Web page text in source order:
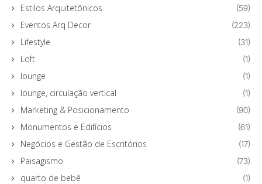
Estilos Arquitetônicos (59)
Eventos Arq Decor (223)
Lifestyle (31)
Loft (1)
lounge (1)
lounge, circulação vertical (1)
Marketing & Posicionamento (90)
Monumentos e Edifícios (61)
Negócios e Gestão de Escritórios (17)
Paisagismo (73)
quarto de bebê (1)